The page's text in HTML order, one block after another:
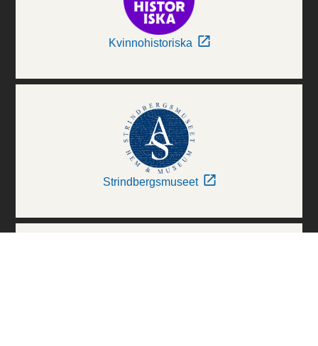
Kvinnohistoriska
Strindbergsmuseet